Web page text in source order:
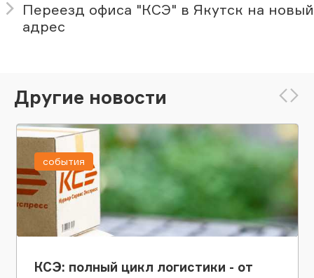
Переезд офиса "КСЭ" в Якутск на новый
адрес
Другие новости
КСЭ: полный цикл логистики - от
события